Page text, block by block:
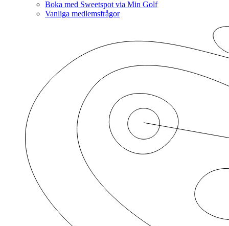
Boka med Sweetspot via Min Golf
Vanliga medlemsfrågor